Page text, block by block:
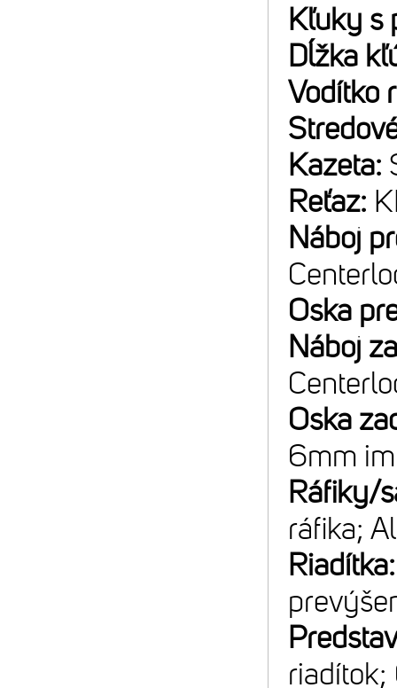
Kľuky s
Dĺžka
Vodítko
Kazeta:
Reťaz:
Náboj
Oska
Náboj
Oska
6mm
Ráfiky/
ráfika;
riadítok;